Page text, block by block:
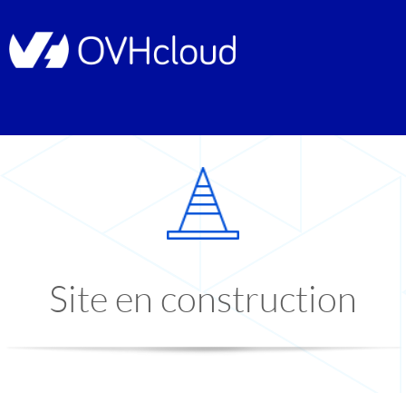
Site en construction